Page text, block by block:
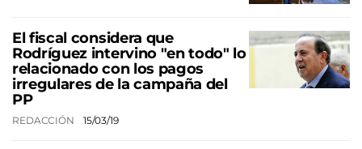
El fiscal considera que
Rodríguez intervino "en todo" lo
relacionado con los pagos
irregulares de la campaña del
PP
REDACCIÓN 15/03/19